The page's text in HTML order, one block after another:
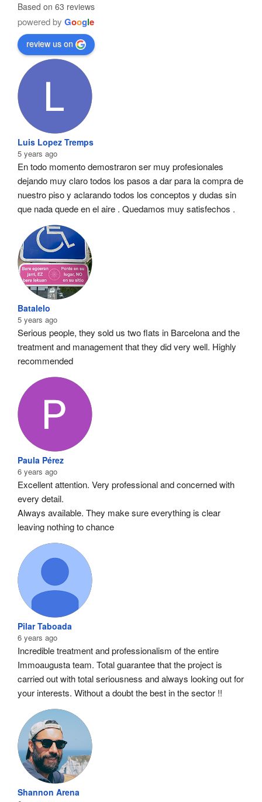
Based on 63 reviews
powered by Google
review us on
Luis Lopez Tremps
5 years ago
En todo momento demostraron ser muy profesionales
dejando muy claro todos los pasos a dar para la compra de
nuestro piso y aclarando todos los conceptos y dudas sin
que nada quede en el aire . Quedamos muy satisfechos .
Batalelo
5 years ago
Serious people, they sold us two flats in Barcelona and the
treatment and management that they did very well. Highly
recommended
Paula Pérez
6 years ago
Excellent attention. Very professional and concerned with
every detail.
Always available. They make sure everything is clear
leaving nothing to chance
Pilar Taboada
6 years ago
Incredible treatment and professionalism of the entire
Immoaugusta team. Total guarantee that the project is
carried out with total seriousness and always looking out for
your interests. Without a doubt the best in the sector !!
Shannon Arena